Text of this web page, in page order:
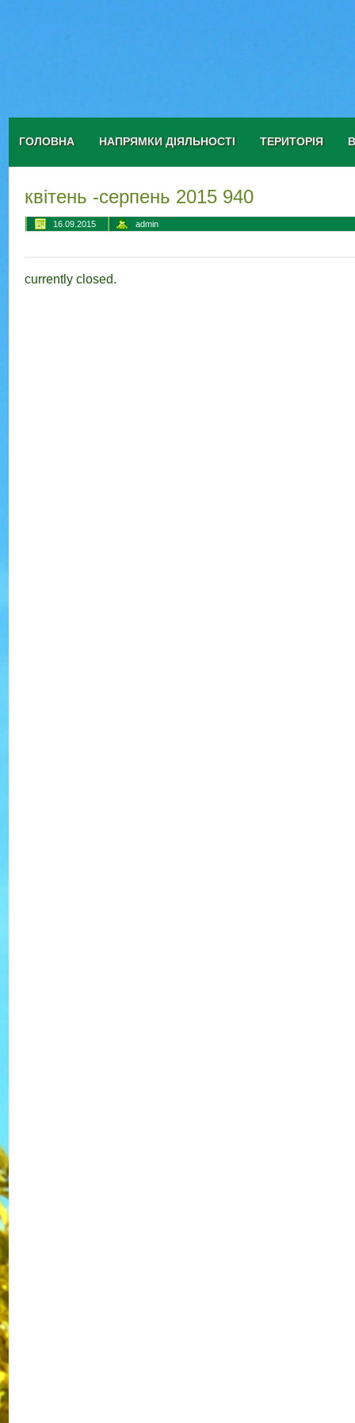
ГОЛОВНА НАПРЯМКИ ДІЯЛЬНОСТІ ТЕРИТОРІЯ
квітень -серпень 2015 940
16.09.2015 admin
currently closed.